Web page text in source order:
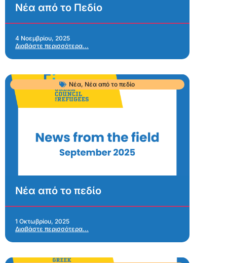
Νέα από το Πεδίο
4 Νοεμβρίου, 2025
Διαβάστε περισσότερα...
Νέα, Νέα από το πεδίο
Νέα από το πεδίο
1 Οκτωβρίου, 2025
Διαβάστε περισσότερα...